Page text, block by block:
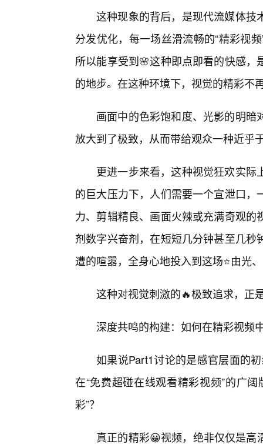
这种现象的背后，是现代流媒体技
分发优化，每一场丝滑流畅的“精彩视
所以能享受到🌸这种即点即看的快感
的地步。在这种环境下，视觉的精彩不
画面中的色彩饱和度、光影的明
放大到了极致，从而带给观众一种近乎
更进一步来看，这种视觉狂欢实
的巨大压力下，人们需要一个宣泄口
力、剪辑精良、画面火辣或充满奇观
剂数字兴奋剂，在短短几分钟甚至几
遭的喧嚣，全身心地投入到这场⭐由光
这种对视觉刺激的🔥极致追求，正
深度共鸣的构建：如何在精彩视频
如果说Part1讨论的是感官层面的
在“免费超碰在线观看精彩视频”的广
彩”？
真正的精彩😀视频，绝非仅仅是